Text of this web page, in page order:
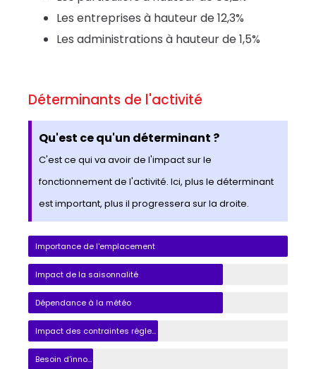
Les entreprises à hauteur de 12,3%
Les administrations à hauteur de 1,5%
Déterminants de l'activité
Qu'est ce qu'un déterminant ?
C'est ce qui va avoir de l'impact sur le
fonctionnement de l'activité. Ici, plus le déterminant
est important, plus il progressera sur la droite.
Importance de l'emplacement
Impact de la saisonnalité
Dépendance à la météo
Impact des contraintes réglementaires
Besoin d'innovation